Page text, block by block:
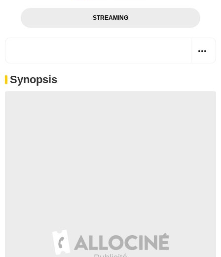
STREAMING
Synopsis